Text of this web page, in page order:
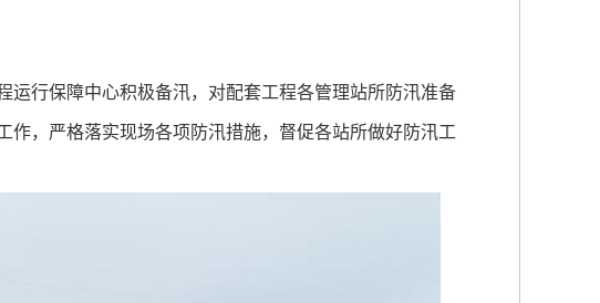
行保障中心积极备汛，对配套工程各管理站所防汛准备
，严格落实现场各项防汛措施，督促各站所做好防汛工